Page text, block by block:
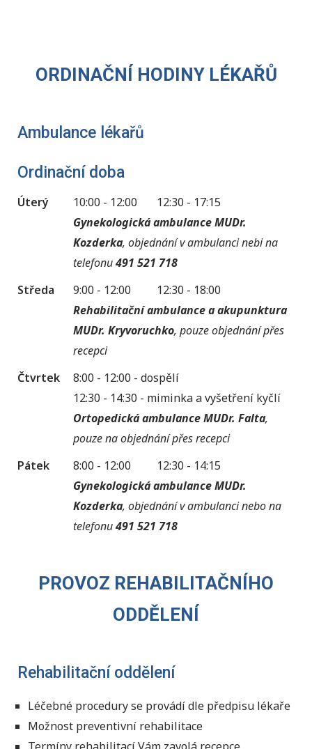
ORDINAČNÍ HODINY LÉKAŘŮ
Ambulance lékařů
Ordinační doba
Úterý 10:00 - 12:00
12:30 - 17:15
Gynekologická ambulance MUDr.
Kozderka, objednání v ambulanci nebi na
telefonu491 521 718
Středa
9:00 - 12:00
12:30 - 18:00
Rehabilitační ambulance a akupunktura
MUDr. Kryvoruchko, pouze objednání přes
recepci
Čtvrtek
8:00 - 12:00 - dospělí
12:30 - 14:30 - miminka a vyšetření kyčlí
Ortopedická ambulance MUDr. Falta,
pouze na objednání přes recepci
Pátek
8:00 - 12:00
12:30 - 14:15
Gynekologická ambulance MUDr.
Kozderka, objednání v ambulanci nebo na
telefonu491 521 718
PROVOZ REHABILITAČNÍHO
ODDĚLENÍ
Rehabilitační oddělení
Léčebné procedury se provádí dle předpisu lékaře
Možnost preventivní rehabilitace